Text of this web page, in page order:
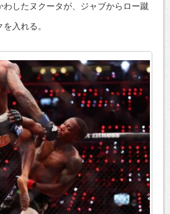
わしたヌクータが、ジャブからロー蹴
入れる。